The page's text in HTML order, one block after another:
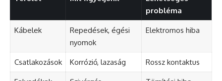
probléma
Kábelek
Repedések, égési
nyomok
Elektromos hiba
Csatlakozások Korrózió, lazaság Rossz kontaktus